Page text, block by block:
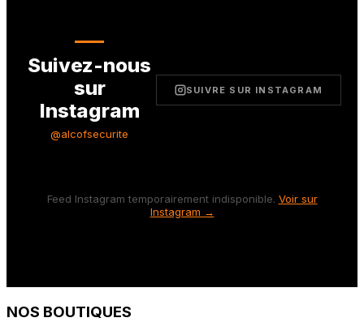
Suivez-nous
sur
Instagram
@alcofsecurite
SUIVRE SUR INSTAGRAM
Feed Instagram temporairement indisponible. Voir sur
Instagram →
NOS BOUTIQUES